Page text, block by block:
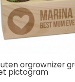
orgrownizer
pictogram